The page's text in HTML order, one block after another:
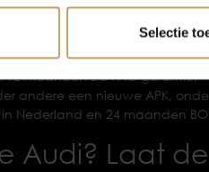
Selectie
en biedt extra’s zoals een
een halve tank brandstof,
12 maanden BOVAG garantie.
andere een nieuwe APK,
Nederland en 24 maanden
Audi? Laat